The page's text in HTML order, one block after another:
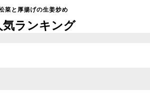
菜と厚揚げの生姜炒め
気ランキング